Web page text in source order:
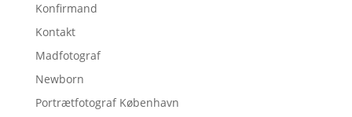
Konfirmand
Kontakt
Madfotograf
Newborn
Portrætfotograf København